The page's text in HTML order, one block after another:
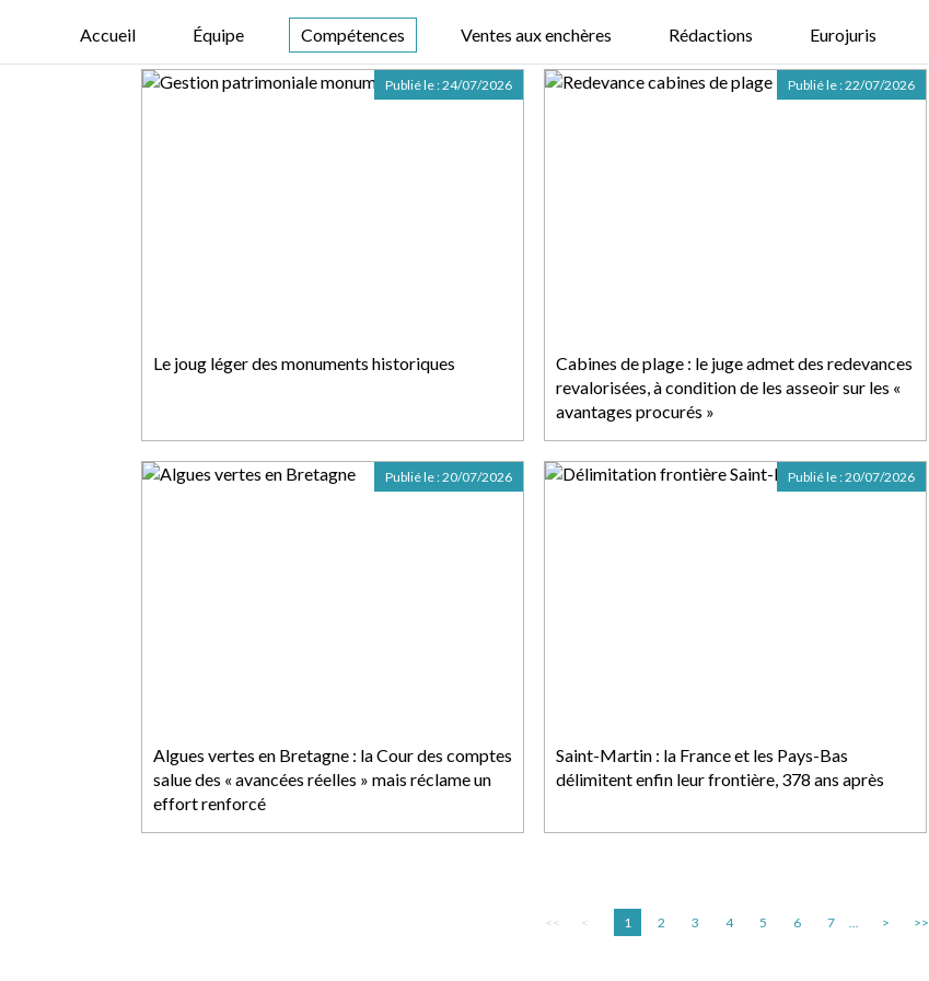
Accueil Équipe Compétences Ventes aux enchères Rédactions Eurojuris
Le joug léger des monuments historiques
Publié le :24/07/2026
Cabines de plage : le juge admet des redevances
revalorisées, à condition de les asseoir sur les «
avantages procurés »
Publié le :22/07/2026
Algues vertes en Bretagne : la Cour des comptes
salue des « avancées réelles » mais réclame un
effort renforcé
Publié le :20/07/2026
Saint-Martin : la France et les Pays-Bas
délimitent enfin leur frontière, 378 ans après
Publié le :20/07/2026
<< < 1 2 3 4 5 6 7 ... > >>